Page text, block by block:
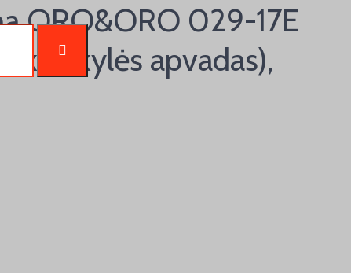
ORO&ORO 029-17E
raktaskylės apvadas),